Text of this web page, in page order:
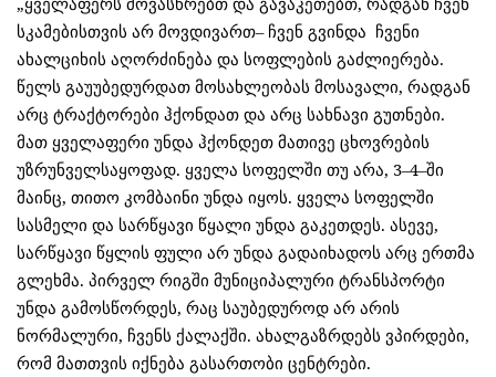
სკამებისთვის არ მოვდივართ– ჩვენ გვინდა ჩვენი
ახალციხის აღორძინება და სოფლების გაძლიერება.
წელს გაუუბედურდათ მოსახლეობას მოსავალი, რადგან
არც ტრაქტორები ჰქონდათ და არც სახნავი გუთნები.
მათ ყველაფერი უნდა ჰქონდეთ მათივე ცხოვრების
უზრუნველსაყოფად. ყველა სოფელში თუ არა, 3–4–ში
მაინც, თითო კომბაინი უნდა იყოს. ყველა სოფელში
სასმელი და სარწყავი წყალი უნდა გაკეთდეს. ასევე,
სარწყავი წყლის ფული არ უნდა გადაიხადოს არც ერთმა
გლეხმა. პირველ რიგში მუნიციპალური ტრანსპორტი
უნდა გამოსწორდეს, რაც საუბედუროდ არ არის
ნორმალური, ჩვენს ქალაქში. ახალგაზრდებს ვპირდები,
რომ მათთვის იქნება გასართობი ცენტრები.